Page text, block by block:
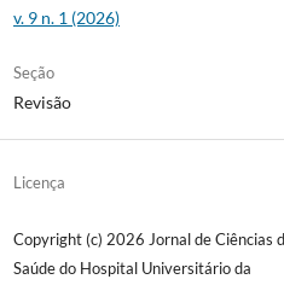
v. 9 n. 1 (2026)
Seção
Revisão
Licença
Copyright (c) 2026 Jornal de Ciências
Saúde do Hospital Universitário da